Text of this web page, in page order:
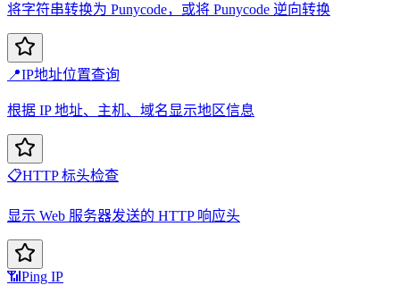
将字符串转换为 Punycode，或将 Punycode 逆向转换
📍IP地址位置查询
根据 IP 地址、主机、域名显示地区信息
📋HTTP 标头检查
显示 Web 服务器发送的 HTTP 响应头
📶 Ping IP